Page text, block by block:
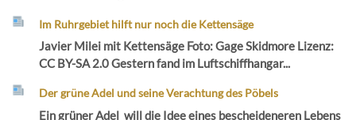
Im Ruhrgebiet hilft nur noch die Kettensäge
Javier Milei mit Kettensäge Foto: Gage Skidmore Lizenz:
CC BY-SA 2.0 Gestern fand im Luftschiffhangar...
Der grüne Adel und seine Verachtung des Pöbels
Ein grüner Adel will die Idee eines bescheideneren Lebens